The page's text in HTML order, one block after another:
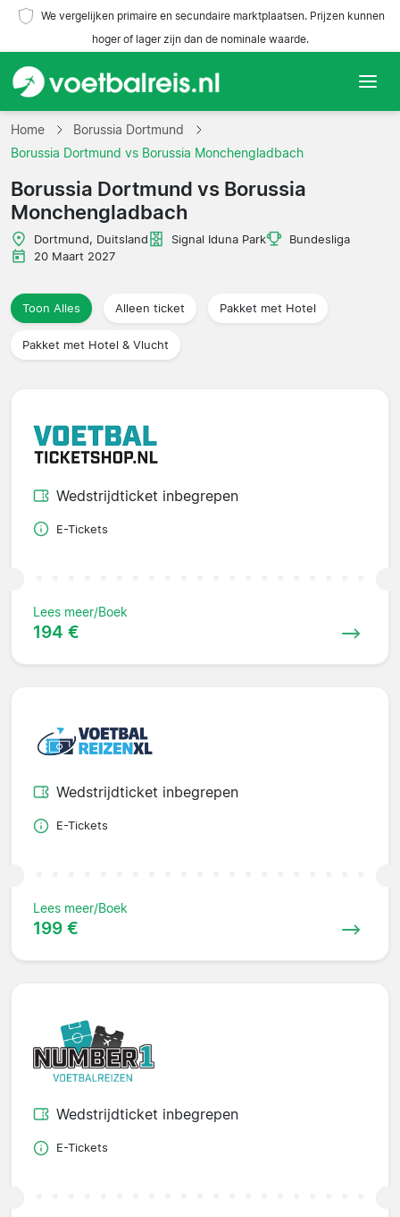
We vergelijken primaire en secundaire marktplaatsen. Prijzen kunnen
hoger of lager zijn dan de nominale waarde.
Home
Competities
Reisorganisaties
Home
Borussia Dortmund
Borussia Dortmund vs Borussia Monchengladbach
Borussia Dortmund vs Borussia
Monchengladbach
Dortmund, Duitsland Signal Iduna Park
Bundesliga
20 Maart 2027
Toon Alles Alleen ticket Pakket met Hotel
Pakket met Hotel & Vlucht
Wedstrijdticket inbegrepen
E-Tickets
Lees meer/Boek
194 €
Wedstrijdticket inbegrepen
E-Tickets
Lees meer/Boek
199 €
Wedstrijdticket inbegrepen
E-Tickets